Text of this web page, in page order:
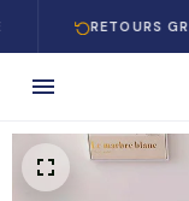
RETOURS